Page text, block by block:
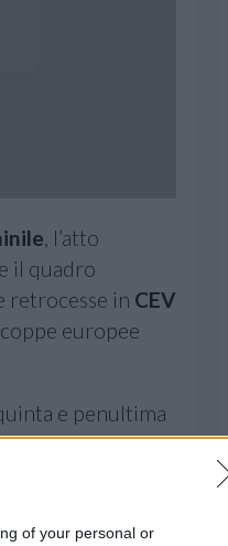
of your personal or
, l’atto
il quadro
retrocesse in CEV
europee
e penultima
continentali.